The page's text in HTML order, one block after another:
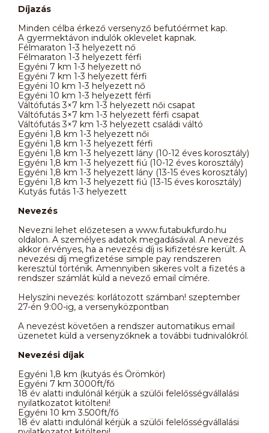
Díjazás
Minden célba érkező versenyző befutóérmet kap.
A gyermektávon indulók oklevelet kapnak.
Félmaraton 1-3 helyezett nő
Félmaraton 1-3 helyezett férfi
Egyéni 7 km 1-3 helyezett nő
Egyéni 7 km 1-3 helyezett férfi
Egyéni 10 km 1-3 helyezett nő
Egyéni 10 km 1-3 helyezett férfi
Váltófutás 3×7 km 1-3 helyezett női csapat
Váltófutás 3×7 km 1-3 helyezett férfi csapat
Váltófutás 3×7 km 1-3 helyezett családi váltó
Egyéni 1,8 km 1-3 helyezett női
Egyéni 1,8 km 1-3 helyezett férfi
Egyéni 1,8 km 1-3 helyezett lány (10-12 éves korosztály)
Egyéni 1,8 km 1-3 helyezett fiú (10-12 éves korosztály)
Egyéni 1,8 km 1-3 helyezett lány (13-15 éves korosztály)
Egyéni 1,8 km 1-3 helyezett fiú (13-15 éves korosztály)
Kutyás futás 1-3 helyezett
Nevezés
Nevezni lehet előzetesen a www.futabukfurdo.hu
oldalon. A személyes adatok megadásával. A nevezés
akkor érvényes, ha a nevezési díj is kifizetésre került. A
nevezési díj megfizetése simple pay rendszeren
keresztül történik. Amennyiben sikeres volt a fizetés a
rendszer számlát küld a nevező email címére.
Helyszíni nevezés: korlátozott számban! szeptember
27-én 9:00-ig, a versenyközpontban
A nevezést követően a rendszer automatikus email
üzenetet küld a versenyzőknek a további tudnivalókról.
Nevezési díjak
Egyéni 1,8 km (kutyás és Örömkör)
Egyéni 7 km 3000ft/fő
18 év alatti indulónál kérjük a szülői felelősségvállalási
nyilatkozatot kitölteni!
Egyéni 10 km 3.500ft/fő
18 év alatti indulónál kérjük a szülői felelősségvállalási